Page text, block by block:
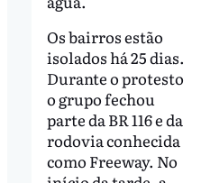
Os bairros estão
isolados há 25 dias.
Durante o protesto
o grupo fechou
parte da BR 116 e da
rodovia conhecida
como Freeway. No